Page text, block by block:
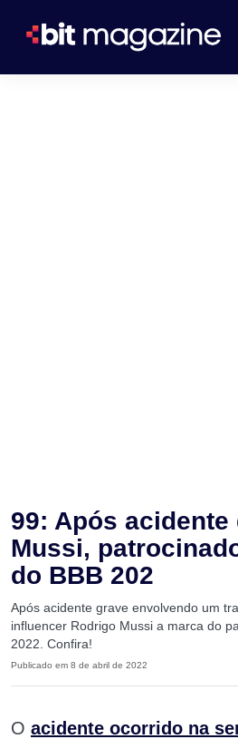
99: Após acidente
Mussi,
do BBB 202
Após acidente grave envolvendo um
influencer Rodrigo Mussi a marca do
2022. Confira!
Publicado em 8 de abril de 2022
O acidente ocorrido na